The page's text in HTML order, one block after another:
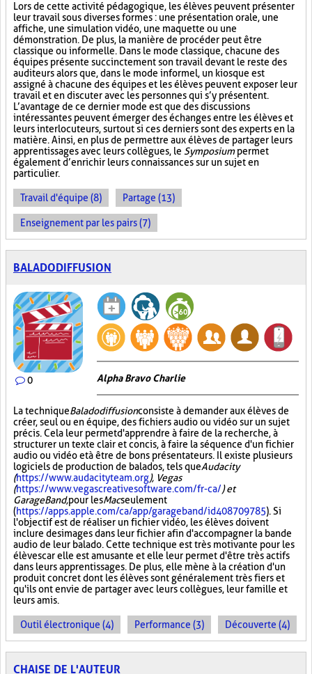
Lors de cette activité pédagogique, les élèves peuvent présenter
leur travail sous diverses formes : une présentation orale, une
affiche, une simulation vidéo, une maquette ou une
démonstration. De plus, la manière de procéder peut être
classique ou informelle. Dans le mode classique, chacune des
équipes présente succinctement son travail devant le reste des
auditeurs alors que, dans le mode informel, un kiosque est
assigné à chacune des équipes et les élèves peuvent exposer leur
travail et en discuter avec les personnes qui s’y présentent.
L’avantage de ce dernier mode est que des discussions
intéressantes peuvent émerger des échanges entre les élèves et
leurs interlocuteurs, surtout si ces derniers sont des experts en la
matière. Ainsi, en plus de permettre aux élèves de partager leurs
apprentissages avec leurs collègues, le Symposiumpermet
également d’enrichir leurs connaissances sur un sujet en
particulier.
Travail d'équipe (8) Partage (13)
Enseignement par les pairs (7)
BALADODIFFUSION
0 Alpha Bravo Charlie
La techniqueBaladodiffusionconsiste à demander aux élèves de
créer, seul ou en équipe, des fichiers audio ou vidéo sur un sujet
précis. Cela leur permet d'apprendre à faire de la recherche, à
structurer un texte clair et concis, à faire la séquence d'un fichier
audio ou vidéo et à être de bons présentateurs. Il existe plusieurs
logiciels de production de balados, tels queAudacity
(https://www.audacityteam.org), Vegas
(https://www.vegascreativesoftware.com/fr-ca/) et
GarageBand,pour lesMacseulement
(https://apps.apple.com/ca/app/garageband/id408709785). Si
l'objectif est de réaliser un fichier vidéo, les élèves doivent
inclure des images dans leur fichier afin d'accompagner la bande
audio de leur balado. Cette technique est très motivante pour les
élèves car elle est amusante et elle leur permet d'être très actifs
dans leurs apprentissages. De plus, elle mène à la création d'un
produit concret dont les élèves sont généralement très fiers et
qu'ils ont envie de partager avec leurs collègues, leur famille et
leurs amis.
Outil électronique (4) Performance (3) Découverte (4)
CHAISE DE L'AUTEUR